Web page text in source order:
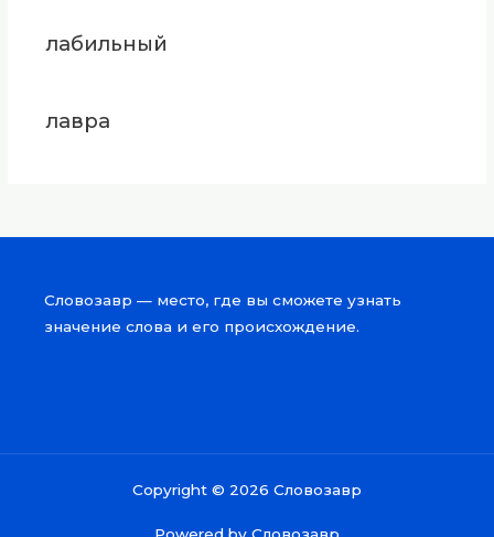
лабильный
лавра
Словозавр — место, где вы сможете узнать
значение слова и его происхождение.
Copyright © 2026 Словозавр